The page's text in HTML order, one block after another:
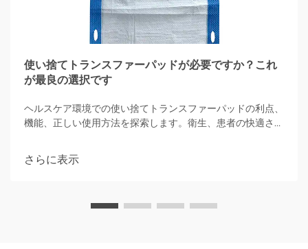
使い捨てトランスファーパッドが必要ですか？これ
が最良の選択です
ヘルスケア環境での使い捨てトランスファーパッドの利点、
機能、正しい使用方法を探索します。衛生、患者の快適さ、
さらに表示